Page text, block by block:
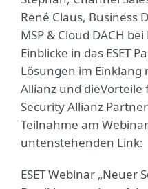
René Claus, Business
MSP & Cloud DACH
Einblicke in das ESET
Lösungen im Einklang
Allianz und
Security Allianz
Teilnahme am
untenstehenden Link:
ESET Webinar „Neuer